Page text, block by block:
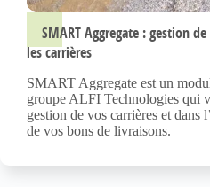
SMART Aggregate : gestion
les carrières
SMART Aggregate est un
groupe ALFI Technologies qui
gestion de vos carrières et dans
de vos bons de livraisons.